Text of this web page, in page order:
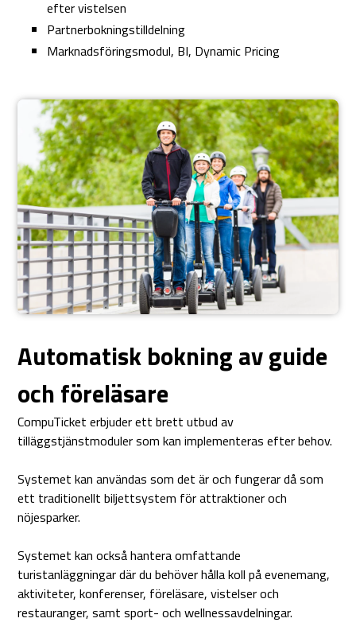
efter vistelsen
Partnerbokningstilldelning
Marknadsföringsmodul, BI, Dynamic Pricing
Automatisk bokning av guide
och föreläsare
CompuTicket erbjuder ett brett utbud av
tilläggstjänstmoduler som kan implementeras efter behov.
Systemet kan användas som det är och fungerar då som
ett traditionellt biljettsystem för attraktioner och
nöjesparker.
Systemet kan också hantera omfattande
turistanläggningar där du behöver hålla koll på evenemang,
aktiviteter, konferenser, föreläsare, vistelser och
restauranger, samt sport- och wellnessavdelningar.